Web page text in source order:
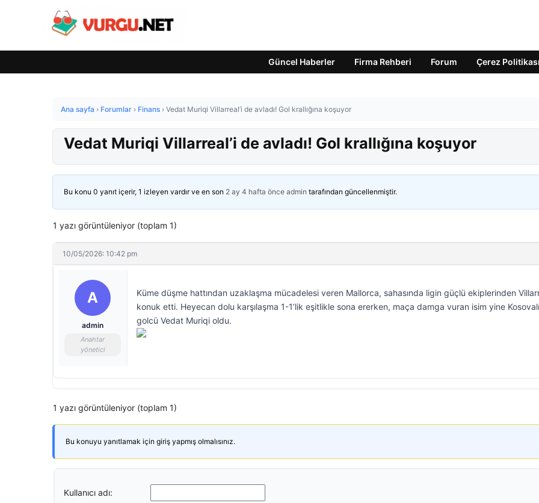
Güncel Haberler Firma Rehberi Forum Çerez Politikası
Ana sayfa › Forumlar › Finans › Vedat Muriqi Villarreal’i de avladı! Gol krallığına koşuyor
Vedat Muriqi Villarreal’i de avladı! Gol krallığına koşuyor
Bu konu 0 yanıt içerir, 1 izleyen vardır ve en son 2 ay 4 hafta önce admin tarafından güncellenmiştir.
1 yazı görüntüleniyor (toplam 1)
10/05/2026: 10:42 pm
A
admin
Anahtar
yönetici
Küme düşme hattından uzaklaşma mücadelesi veren Mallorca, sahasında ligin güçlü ekiplerinden
konuk etti. Heyecan dolu karşılaşma 1-1’lik eşitlikle sona ererken, maça damga vuran isim yine Kosovalı
golcü Vedat Muriqi oldu.
1 yazı görüntüleniyor (toplam 1)
Bu konuyu yanıtlamak için giriş yapmış olmalısınız.
Kullanıcı adı: